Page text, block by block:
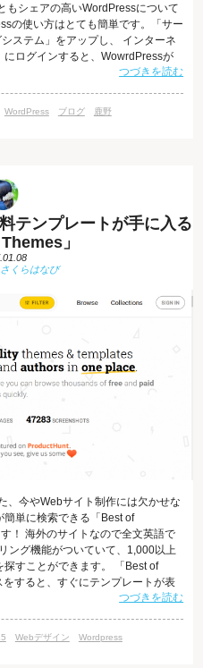
もシェアの高いWordPressについて
の使い方はとても簡単です。「サー
ステム」をアップし、 インターネ
ログインすると、WowrdPressが
から「ブログ」が吐き出さ
せのコンテンツで利用する方も多
つづきを読む
WordPress ブログ 鹿野
テンプレートが手に入る
」
、今やWebサイト制作には欠かせな
単に検索できる「Best of
！ 海外のサイトなので全文英語で
ング機能がついていて、1,000以上
すことができます。 「Best of
すると、すぐにテンプレートが表
いのはフィルタリング機能です。サ
のどちらかにカーソルを合わせて
のような画
つづきを読む
Webデザイン
Wordpress